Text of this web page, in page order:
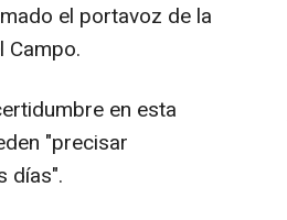
el portavoz de la
Campo.
en esta
"precisar
días".